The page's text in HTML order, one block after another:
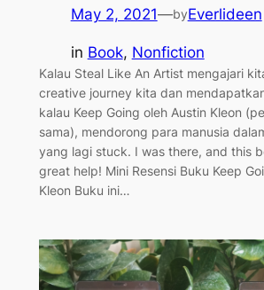
May 2, 2021—byEverlideen
in Book, Nonfiction
Kalau Steal Like An Artist mengajari
creative journey kita dan
kalau Keep Going oleh Austin Kleon
sama), mendorong para manusia
yang lagi stuck. I was there, and this
great help! Mini Resensi Buku Keep
Kleon Buku ini…